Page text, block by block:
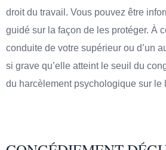
droit du travail. Vous pouvez être
guidé sur la façon de les protéger. À
conduite de votre supérieur ou d’un
si grave qu’elle atteint le seuil du
du harcèlement psychologique sur le